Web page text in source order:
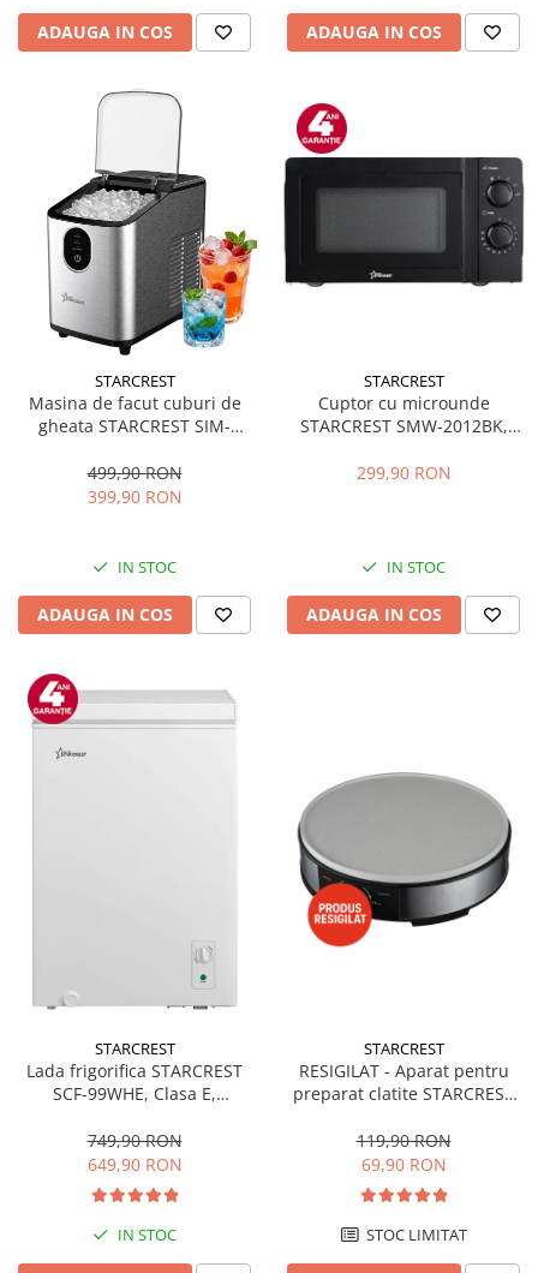
ADAUGA IN COS ADAUGA IN COS
STARCREST
Masina de facut cuburi de
gheata STARCREST SIM-
12Kg/24h, Cos gheata
detasabil, Rezervor apa 0.8 l,
499,90 RON
399,90 RON
IN STOC
ADAUGA IN COS
STARCREST
Cuptor cu microunde
STARCREST SMW-2012BK,
mecanic, 6 Trepte de putere,
299,90 RON
IN STOC
ADAUGA IN COS
STARCREST
Lada frigorifica STARCREST
SCF-99WHE, Clasa E,
convertibil - functie frigider,
Termostat reglabil, Alb
749,90 RON
649,90 RON
IN STOC
STARCREST
RESIGILAT - Aparat pentru
preparat clatite STARCREST
invelis ceramic antiaderent,
30 cm, Inox / Negru
119,90 RON
69,90 RON
STOC LIMITAT